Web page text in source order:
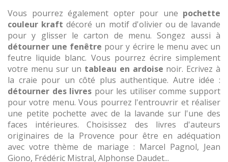
Vous pourrez également opter pour une pochette
couleur kraft décoré un motif d'olivier ou de lavande
pour y glisser le carton de menu. Songez aussi à
détourner une fenêtre pour y écrire le menu avec un
feutre liquide blanc. Vous pourrez écrire simplement
votre menu sur un tableau en ardoise noir. Ecrivez à
la craie pour un côté plus authentique. Autre idée :
détourner des livres pour les utiliser comme support
pour votre menu. Vous pourrez l'entrouvrir et réaliser
une petite pochette avec de la lavande sur l'une des
faces intérieures. Choisissez des livres d'auteurs
originaires de la Provence pour être en adéquation
avec votre thème de mariage : Marcel Pagnol, Jean
Giono, Frédéric Mistral, Alphonse Daudet...